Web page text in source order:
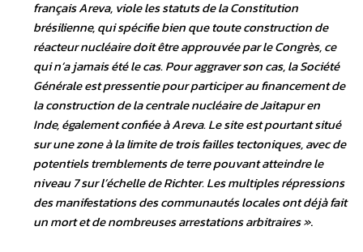
français Areva, viole les statuts de la Constitution
brésilienne, qui spécifie bien que toute construction de
réacteur nucléaire doit être approuvée par le Congrès, ce
qui n’a jamais été le cas. Pour aggraver son cas, la Société
Générale est pressentie pour participer au financement de
la construction de la centrale nucléaire de Jaitapur en
Inde, également confiée à Areva. Le site est pourtant situé
sur une zone à la limite de trois failles tectoniques, avec de
potentiels tremblements de terre pouvant atteindre le
niveau 7 sur l’échelle de Richter. Les multiples répressions
des manifestations des communautés locales ont déjà fait
un mort et de nombreuses arrestations arbitraires ».